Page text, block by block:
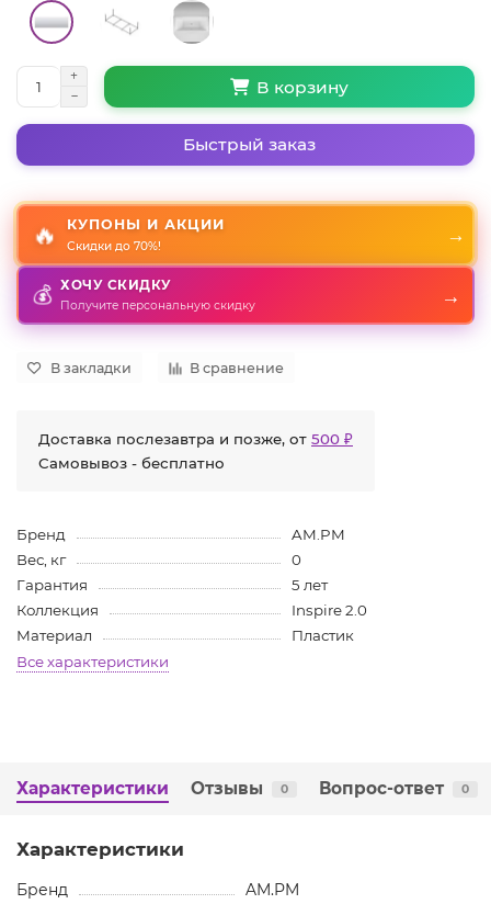
В корзину
Быстрый заказ
🔥 КУПОНЫ И АКЦИИ
Скидки до 70%!
→
💰 ХОЧУ СКИДКУ
Получите персональную скидку →
В закладки В сравнение
Доставка послезавтра и позже, от 500 ₽
Самовывоз - бесплатно
Бренд
AM.PM
Вес, кг
0
Гарантия
5 лет
Коллекция
Inspire 2.0
Материал
Пластик
Все характеристики
Характеристики Отзывы 0 Вопрос-ответ 0
Характеристики
Бренд AM.PM